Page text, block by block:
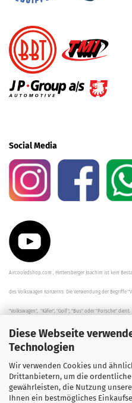
Diese Webseite
Technologien
Wir verwenden Cookies und
Drittanbietern, um die
gewährleisten, die Nutzung
Ihnen ein bestmögliches
Social Media
Aircooledshop.com , Hintersberger Joachim ist kein
des Volkswagen Konzerns. Die Verwendung der Begriffe
"Volkswagen", "Käfer", "Golf", "Bus" oder "Porsche" dient
der Beschreibung der Teile und stellt in keinem Fall eine
Verbindung zu dem Unternehmen "Volkswagen" her/da.
Die Beschreibungen, Zeichnungen und Angaben zur
Verwendung sind sorgfältig überprüft worden.